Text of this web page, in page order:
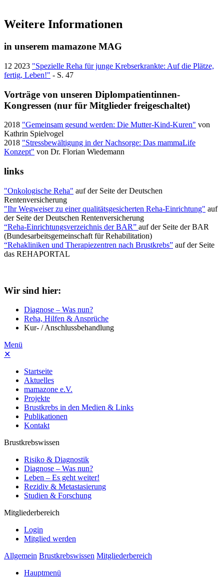
Weitere Informationen
in unserem mamazone MAG
12 2023 "Spezielle Reha für junge Krebserkrankte: Auf die Plätze,
fertig, Leben!" - S. 47
Vorträge von unseren Diplompatientinnen-
Kongressen (nur für Mitglieder freigeschaltet)
2018 "Gemeinsam gesund werden: Die Mutter-Kind-Kuren" von
Kathrin Spielvogel
2018 "Stressbewältigung in der Nachsorge: Das mammaLife
Konzept" von Dr. Florian Wiedemann
links
"Onkologische Reha" auf der Seite der Deutschen
Rentenversicherung
"Ihr Wegweiser zu einer qualitätsgesicherten Reha-Einrichtung" auf
der Seite der Deutschen Rentenversicherung
“Reha-Einrichtungsverzeichnis der BAR” auf der Seite der BAR
(Bundesarbeitsgemeinschaft für Rehabilitation)
“Rehakliniken und Therapiezentren nach Brustkrebs” auf der Seite
das REHAPORTAL
Wir sind hier:
Diagnose – Was nun?
Reha, Hilfen & Ansprüche
Kur- / Anschlussbehandlung
Menü
✕
Startseite
Aktuelles
mamazone e.V.
Projekte
Brustkrebs in den Medien & Links
Publikationen
Kontakt
Brustkrebswissen
Risiko & Diagnostik
Diagnose – Was nun?
Leben – Es geht weiter!
Rezidiv & Metastasierung
Studien & Forschung
Mitgliederbereich
Login
Mitglied werden
Allgemein Brustkrebswissen Mitgliederbereich
Hauptmenü